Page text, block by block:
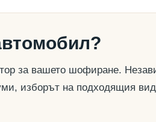
за вашето шофиране.
изборът на подходящия